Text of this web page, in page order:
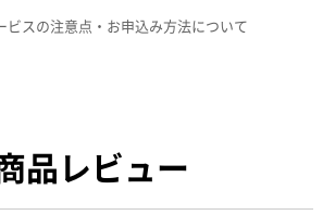
ビスの注意点・お申込み方法について
品レビュー